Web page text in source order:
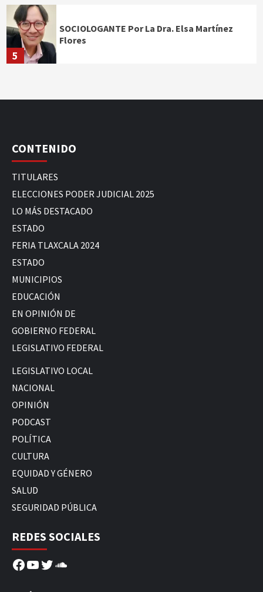
5
SOCIOLOGANTE Por La Dra. Elsa Martínez
Flores
CONTENIDO
TITULARES
ELECCIONES PODER JUDICIAL 2025
LO MÁS DESTACADO
ESTADO
FERIA TLAXCALA 2024
ESTADO
MUNICIPIOS
EDUCACIÓN
EN OPINIÓN DE
GOBIERNO FEDERAL
LEGISLATIVO FEDERAL
LEGISLATIVO LOCAL
NACIONAL
OPINIÓN
PODCAST
POLÍTICA
CULTURA
EQUIDAD Y GÉNERO
SALUD
SEGURIDAD PÚBLICA
REDES SOCIALES
Facebook
YouTube
Twitter
SoundCloud